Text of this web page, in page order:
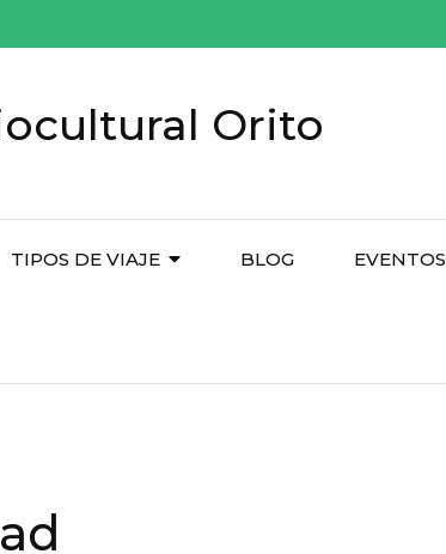
Orito
TIPOS DE VIAJE BLOG EVENTOS